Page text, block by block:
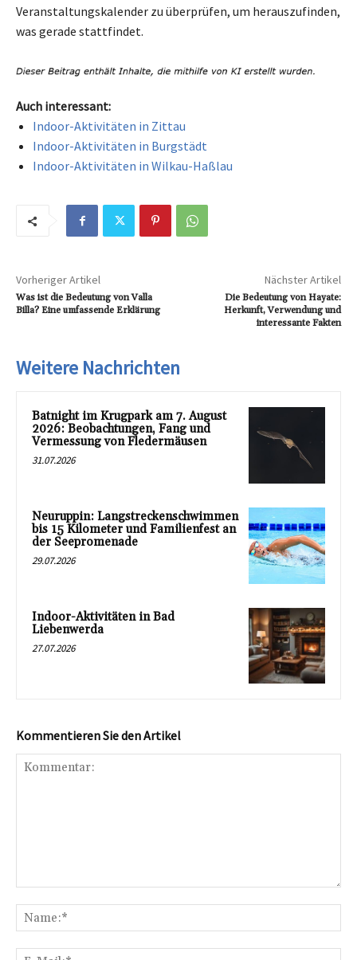
Veranstaltungskalender zu überprüfen, um herauszufinden,
was gerade stattfindet.
Auch interessant:
Indoor-Aktivitäten in Zittau
Indoor-Aktivitäten in Burgstädt
Indoor-Aktivitäten in Wilkau-Haßlau
Vorheriger Artikel
Was ist die Bedeutung von Valla
Billa? Eine umfassende Erklärung
Nächster Artikel
Die Bedeutung von Hayate:
Herkunft, Verwendung und
interessante Fakten
Weitere Nachrichten
Batnight im Krugpark am 7. August
2026: Beobachtungen, Fang und
Vermessung von Fledermäusen
31.07.2026
Neuruppin: Langstreckenschwimmen
bis 15 Kilometer und Familienfest an
der Seepromenade
29.07.2026
Indoor-Aktivitäten in Bad
Liebenwerda
27.07.2026
Kommentieren Sie den Artikel